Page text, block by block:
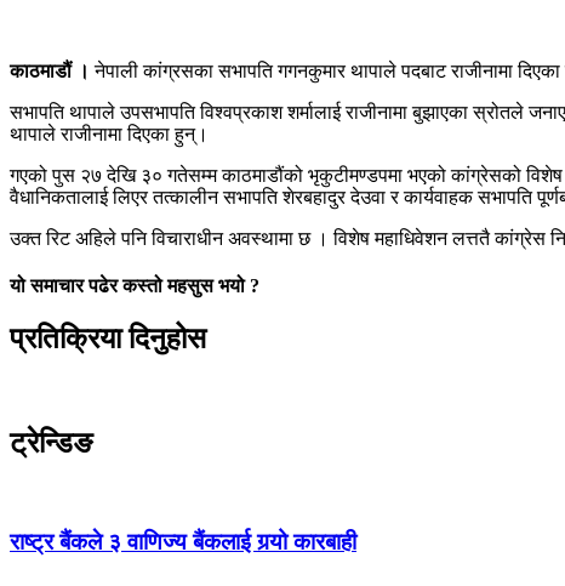
काठमाडौं । नेपाली कांग्रसका सभापति गगनकुमार थापाले पदबाट राजीनामा
सभापति थापाले उपसभापति विश्वप्रकाश शर्मालाई राजीनामा बुझाएका स्रोतले
थापाले राजीनामा दिएका हुन्।
गएको पुस २७ देखि ३० गतेसम्म काठमाडौंको भृकुटीमण्डपमा भएको कांग्रेसको विशेष
वैधानिकतालाई लिएर तत्कालीन सभापति शेरबहादुर देउवा र कार्यवाहक सभापति
उक्त रिट अहिले पनि विचाराधीन अवस्थामा छ । विशेष महाधिवेशन लत्ततै कांग्रेस
यो समाचार पढेर कस्तो महसुस भयो ?
प्रतिक्रिया दिनुहोस
ट्रेन्डिङ
राष्ट्र बैंकले ३ वाणिज्य बैंकलाई गर्‍यो कारबाही